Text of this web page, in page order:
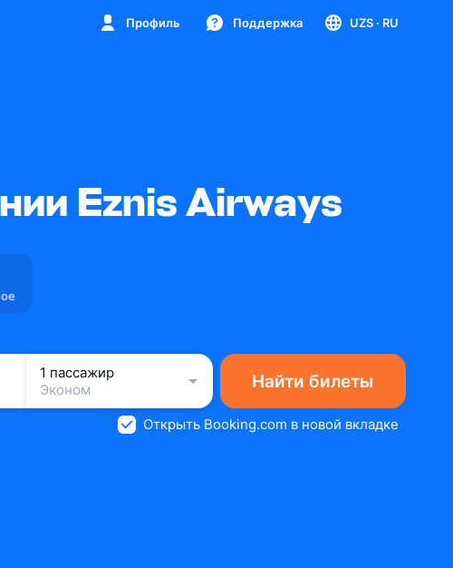
Профиль Поддержка UZS · RU
Eznis Airways
1 пассажир
Эконом
Найти билеты
Открыть Booking.com в новой вкладке